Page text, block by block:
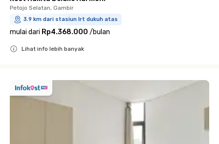
Petojo Selatan, Gambir
3.9 km dari stasiun lrt dukuh atas
mulai dari Rp4.368.000 /bulan
Lihat info lebih banyak